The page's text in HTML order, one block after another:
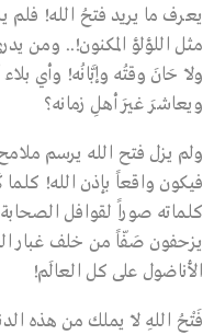
يعرف ما يريد فتحُ الله! فلم
مثل اللؤلؤ المكنون!.. ومن
ولاَ حَانَ وقتُه وإبَّانُه! وأي
ويعاشرَ غيرَ أهلِ زمانه؟
ولم يزل فتح الله يرسم
فيكون واقعاً بإذن الله!
كلماته صوراً لقوافل
يزحفون صَفّاً من خلف غبار
الأناضول على كل العالَم!
فَتْحُ اللهِ لاَ يملك من هذه